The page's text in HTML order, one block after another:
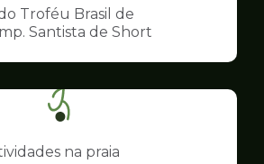
pagina
de
Troféu Brasil de
Santista de Short
Ilustração
da
pagina
na praia